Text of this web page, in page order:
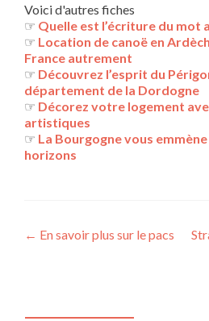
Voici d'autres fiches
☞ Quelle est l’écriture du mot
☞ Location de canoë en
France autrement
☞ Découvrez l’esprit du
département de la Dordogne
☞ Décorez votre logement
artistiques
☞ La Bourgogne vous
horizons
Navigation
← En savoir plus sur le pacs